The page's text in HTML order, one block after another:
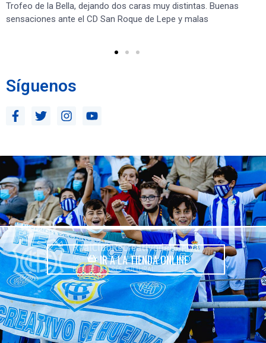
Trofeo de la Bella, dejando dos caras muy distintas. Buenas
sensaciones ante el CD San Roque de Lepe y malas
Síguenos
IR A LA TIENDA ONLINE